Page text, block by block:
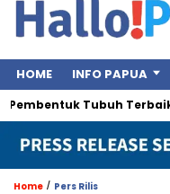
HOME INFO PAPUA
Tubuh Terbaik
Home / Pers Rilis